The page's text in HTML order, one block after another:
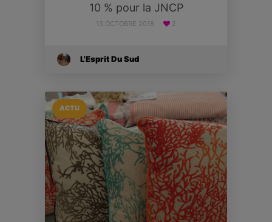
10 % pour la JNCP
13 OCTOBRE 2018 2
L'Esprit Du Sud
ACTU